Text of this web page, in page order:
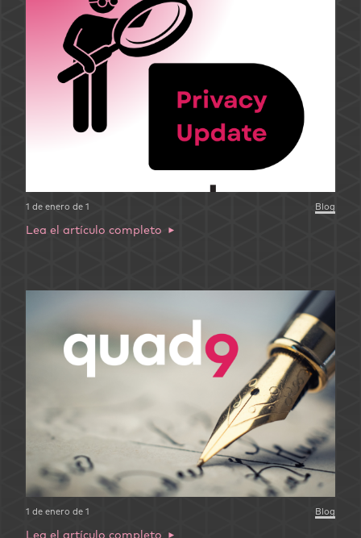
1 de enero de 1 Blog
Lea el artículo completo
1 de enero de 1 Blog
Lea el artículo completo